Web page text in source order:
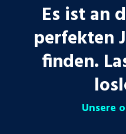
Es ist an
perfekten
finden.
Unsere